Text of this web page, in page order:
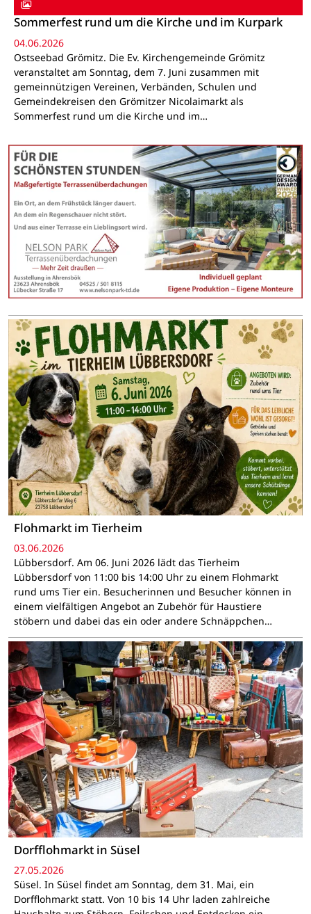
Sommerfest rund um die Kirche und im Kurpark
04.06.2026
Ostseebad Grömitz. Die Ev. Kirchengemeinde Grömitz
veranstaltet am Sonntag, dem 7. Juni zusammen mit
gemeinnützigen Vereinen, Verbänden, Schulen und
Gemeindekreisen den Grömitzer Nicolaimarkt als
Sommerfest rund um die Kirche und im…
Flohmarkt im Tierheim
03.06.2026
Lübbersdorf. Am 06. Juni 2026 lädt das Tierheim
Lübbersdorf von 11:00 bis 14:00 Uhr zu einem Flohmarkt
rund ums Tier ein. Besucherinnen und Besucher können in
einem vielfältigen Angebot an Zubehör für Haustiere
stöbern und dabei das ein oder andere Schnäppchen…
Dorfflohmarkt in Süsel
27.05.2026
Süsel. In Süsel findet am Sonntag, dem 31. Mai, ein
Dorfflohmarkt statt. Von 10 bis 14 Uhr laden zahlreiche